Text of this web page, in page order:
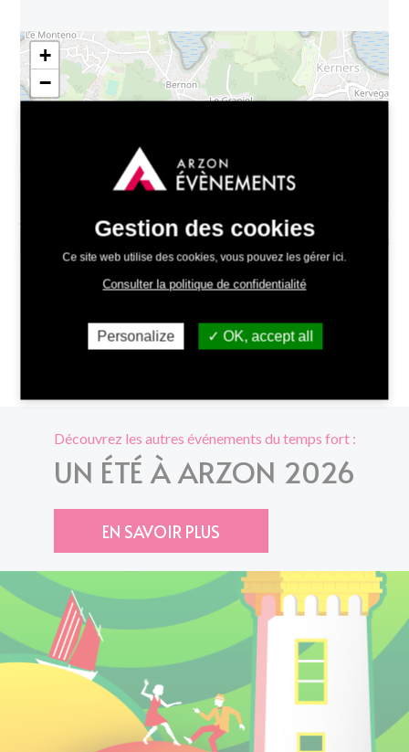
+
−
Leaflet| ©OpenStreetMapcontributors
Découvrez les autres événements du temps fort :
UN ÉTÉ À ARZON 2026
EN SAVOIR PLUS
Gestion des cookies
Ce site web utilise des cookies, vous pouvez les gérer ici.
Consulter la politique de confidentialité
Personalize OK, accept all